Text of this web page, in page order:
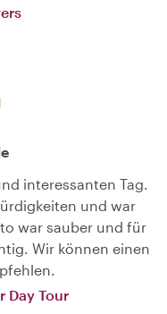
interessanten Tag.
und war
war sauber und für
Wir können einen
Day Tour